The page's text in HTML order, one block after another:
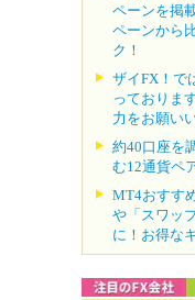
ペーンを掲
ペーンから
ク！
ザイFX！で
っておりま
力をお願い
約40口座を
む12通貨ペ
MT4おすす
や「スワッ
に！お得な